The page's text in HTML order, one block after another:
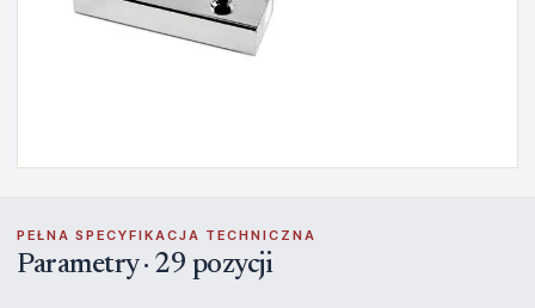
PEŁNA SPECYFIKACJA TECHNICZNA
Parametry · 29 pozycji